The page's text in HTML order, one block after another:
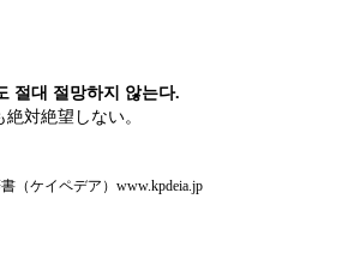
절대 절망하지 않는다.
対絶望しない。
（ケイペデア）www.kpdeia.jp